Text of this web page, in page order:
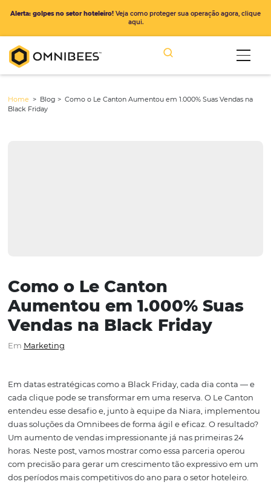
Como o Le Canton
Vendas na Black Friday
Em Marketing
Em datas estratégicas como a Black Friday, cada dia
cada clique pode se transformar em uma reserva. O Le
entendeu esse desafio e, junto à equipe da Niara,
Alerta: golpes no setor hoteleiro!Veja como proteger sua operação